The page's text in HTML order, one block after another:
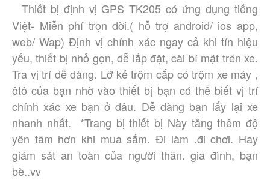
Thiết bị định vị GPS TK205 có ứng dụng tiếng
Việt- Miễn phí trọn đời.( hỗ trợ android/ ios app,
web/ Wap) Định vị chính xác ngay cả khi tín hiệu
yếu, thiết bị nhỏ gọn, dễ lắp đặt, cài bí mật trên xe.
Tra vị trí dễ dàng. Lỡ kẻ trộm cắp có trộm xe máy ,
ôtô của bạn nhờ vào thiết bị bạn có thể biết vị trí
chính xác xe bạn ở đâu. Dễ dàng bạn lấy lại xe
nhanh nhất.  *Trang bị thiết bị Này tăng thêm độ
yên tâm hơn khi mua sắm. Đi làm .đi chơi. Hay
giám sát an toàn của người thân. gia đình, bạn
bè..vv